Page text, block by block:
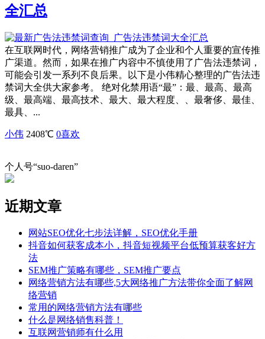
全汇总
在互联网时代，网络营销推广成为了企业和个人重要的宣传推
广渠道。然而，如果在推广内容中不慎使用了广告法违禁词，
可能会引发一系列不良后果。以下是小伟精心整理的广告法违
禁词大全供大家参考。 绝对化禁用语“最”：最、最高、最高
级、最高端、最高技术、最大、最大程度、、最奢侈、最佳、
最具、...
小伟 2408℃ 0喜欢
个人号“suo-daren”
近期文章
网站SEO优化七步法详解，SEO优化手册
抖音如何获客成本小，抖音短视频平台低预算获客好方
法
SEM推广策略有哪些，SEM推广要点
网络营销方法有哪些,5大网络推广方法带你全面了解网
络营销
常用的网络营销方法有哪些
什么是网络销售科普！
互联网营销师有什么用